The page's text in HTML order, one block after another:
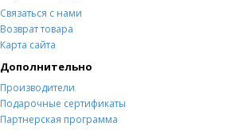
Связаться с нами
Возврат товара
Карта сайта
Дополнительно
Производители
Подарочные сертификаты
Партнерская программа